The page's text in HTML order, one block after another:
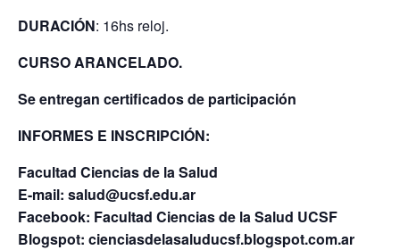
DURACIÓN: 16hs reloj.
CURSO ARANCELADO.
Se entregan certificados de participación
INFORMES E INSCRIPCIÓN:
Facultad Ciencias de la Salud
E-mail: salud@ucsf.edu.ar
Facebook: Facultad Ciencias de la Salud UCSF
Blogspot: cienciasdelasaluducsf.blogspot.com.ar